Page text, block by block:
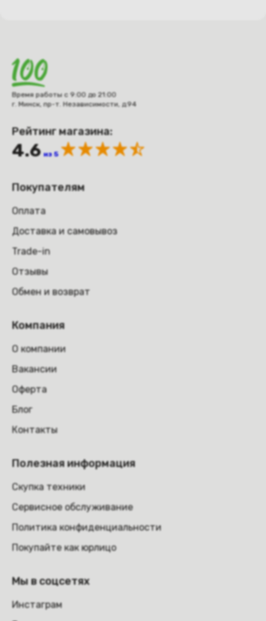
Время работы с 9:00 до 21:00
г. Минск, пр-т. Независимости, д.94
Рейтинг магазина:
4.6 из 5
Покупателям
Оплата
Доставка и самовывоз
Trade-in
Отзывы
Обмен и возврат
Компания
О компании
Вакансии
Оферта
Блог
Контакты
Полезная информация
Скупка техники
Сервисное обслуживание
Политика конфиденциальности
Покупайте как юрлицо
Мы в соцсетях
Инстаграм